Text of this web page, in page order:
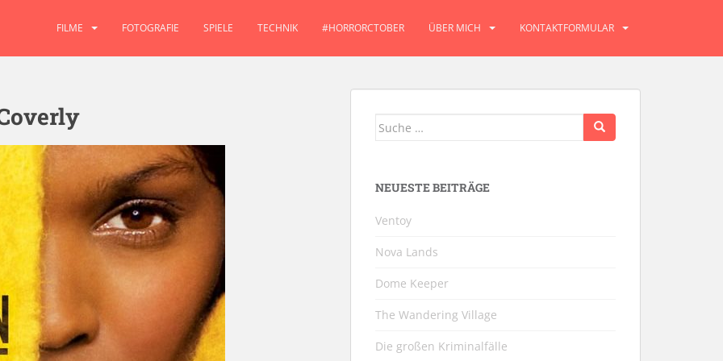
FILME FOTOGRAFIE SPIELE TECHNIK #HORRORCTOBER ÜBER MICH KONTAKTFORMULAR
Suche
NEUESTE BEITRÄGE
Ventoy
Nova Lands
Dome Keeper
The Wandering Village
Die großen Kriminalfälle